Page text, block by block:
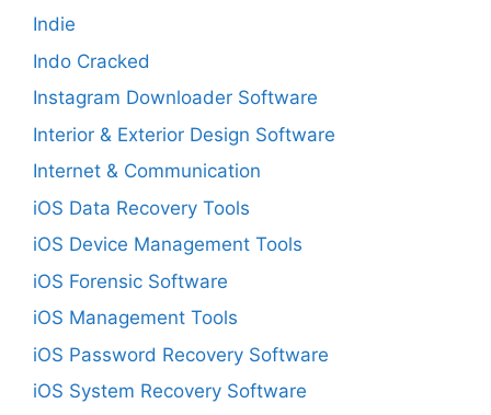
Indie
Indo Cracked
Instagram Downloader Software
Interior & Exterior Design Software
Internet & Communication
iOS Data Recovery Tools
iOS Device Management Tools
iOS Forensic Software
iOS Management Tools
iOS Password Recovery Software
iOS System Recovery Software